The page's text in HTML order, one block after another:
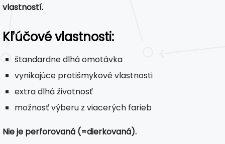
vlastností.
Kľúčové vlastnosti:
štandardne dlhá omotávka
vynikajúce protišmykové vlastnosti
extra dlhá životnosť
možnosť výberu z viacerých farieb
Nie je perforovaná (=dierkovaná).